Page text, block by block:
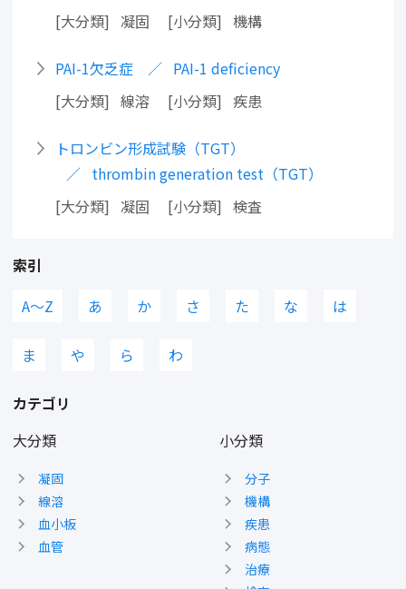
大分類
凝固 小分類 機構
PAI-1欠乏症
PAI-1 deficiency
大分類
線溶 小分類 疾患
トロンビン形成試験（TGT）
thrombin generation test（TGT）
大分類
凝固 小分類 検査
索引
A〜Z
あ か さ た な は
ま や ら わ
カテゴリ
大分類
凝固
線溶
血小板
血管
小分類
分子
機構
疾患
病態
治療